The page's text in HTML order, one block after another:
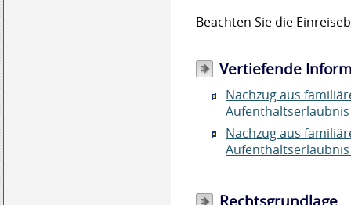
Beachten Sie die
Vertiefende
Nachzug aus
Nachzug aus